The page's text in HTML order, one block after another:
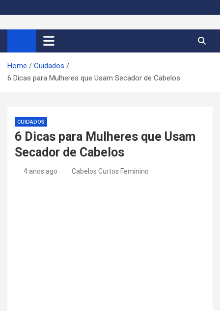
i
t
o
Cortes de Cabelo Curto
Feminino 2026
Moda e tendências dos cabelos curtos femininos 2026
Home
Cuidados
6 Dicas para Mulheres que Usam Secador de Cabelos
CUIDADOS
6 Dicas para Mulheres que Usam
Secador de Cabelos
4 anos ago Cabelos Curtos Feminino